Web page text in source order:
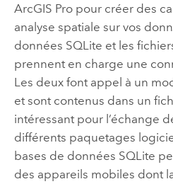
ArcGIS Propour créer des
analyse spatiale sur vos
données SQLite et les
prennent en charge une
Les deux font appel à un
et sont contenus dans un
intéressant pour l’échange
différents paquetages
bases de données SQLite
des appareils mobiles dont